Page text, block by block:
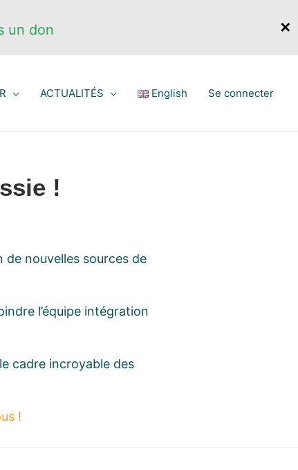
un don ✕
ACTUALITÉS English Se connecter
!
nouvelles sources de
l’équipe intégration
cadre incroyable des
!